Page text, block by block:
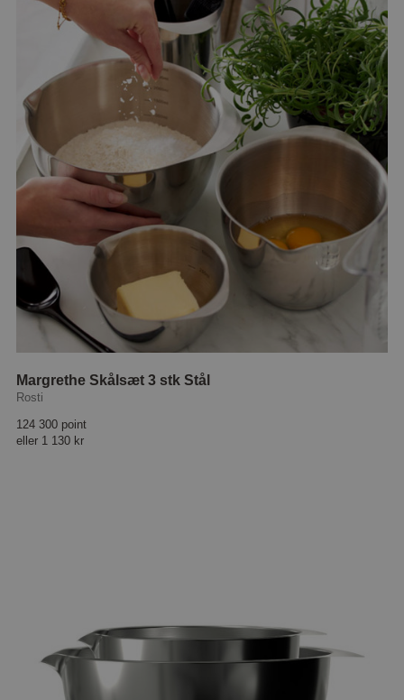
Margrethe Skålsæt 3 stk Stål
Rosti
124 300 point
eller 1 130 kr